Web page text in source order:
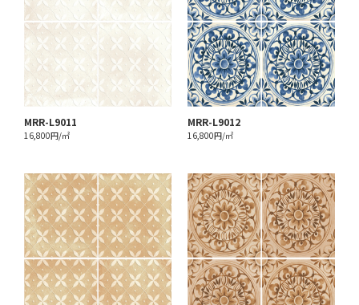
MRR-L9011
16,800円/㎡
MRR-L9012
16,800円/㎡